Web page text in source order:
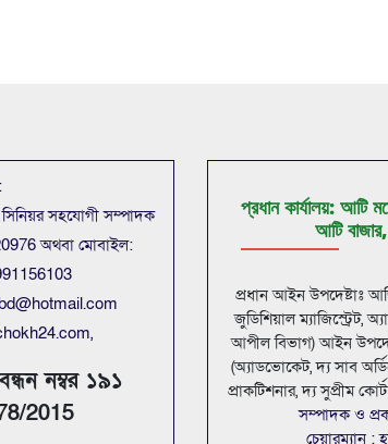
সহযোগী সম্পাদক
অথবা মোবাইল:
নম্বর ১৯১
2015
প্রধান কার্যালয়: আটি
আটি
প্রধান আইন উপদেষ্টাঃ
জুডিশিয়াল ম্যাজিস্ট্রেট,
আপীল বিভাগ) আইন
(অ্যাডভোকেট, দ্য সাব
প্রাকটিশনার, দ্য সুপ্রীম
সম্পাদক ও
চেয়ারম্যান :